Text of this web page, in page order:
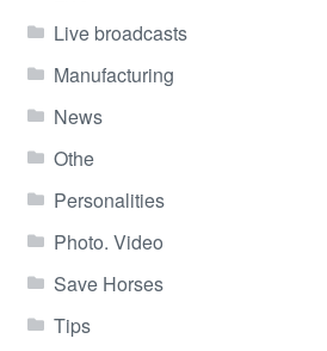
Live broadcasts
Manufacturing
News
Othe
Personalities
Photo. Video
Save Horses
Tips